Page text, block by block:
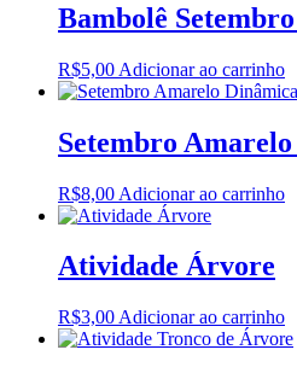
Bambolê
R$5,00 Adicionar ao carrinho
Setembro
R$8,00 Adicionar ao carrinho
Atividade Árvore
R$3,00 Adicionar ao carrinho